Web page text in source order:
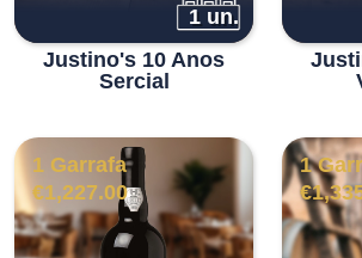
1 un.
Justino's 10 Anos
Sercial
1 Garrafa
€1,227.00
1
€